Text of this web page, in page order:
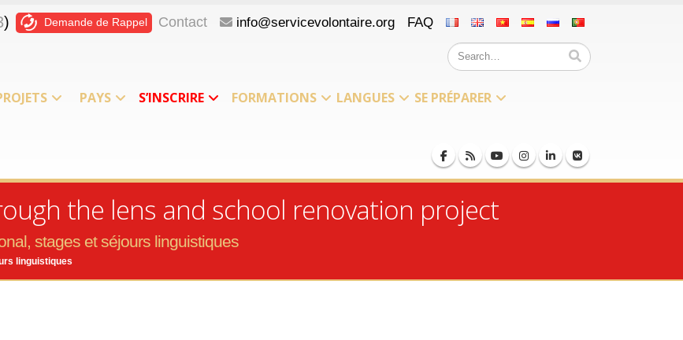
) Demande de Rappel Contact info@servicevolontaire.org FAQ
PAYS S’INSCRIRE FORMATIONS LANGUES
SE PRÉPARER
the lens and school renovation project
stages et séjours linguistiques
linguistiques